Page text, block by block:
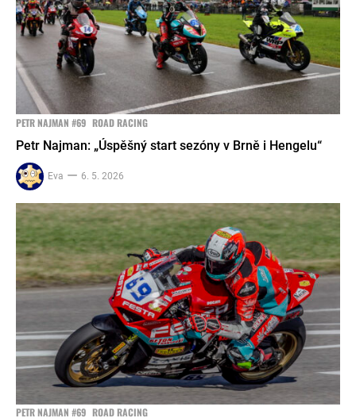
PETR NAJMAN #69 ROAD RACING
Petr Najman: „Úspěšný start sezóny v Brně i Hengelu“
Eva 6. 5. 2026
PETR NAJMAN #69 ROAD RACING